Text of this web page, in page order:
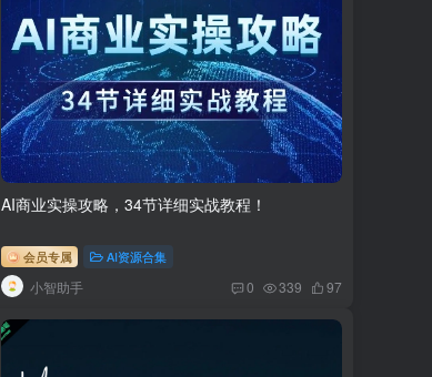
AI商业实操攻略，34节详细实战教程！
会员专属 AI资源合集
小智助手 0 339 97